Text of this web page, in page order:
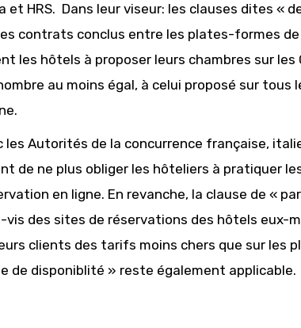
et HRS. Dans leur viseur: les clauses dites «
contrats conclus entre les plates-formes
les hôtels à proposer leurs chambres sur les
au moins égal, à celui proposé sur tous
les Autorités de la concurrence française,
de ne plus obliger les hôteliers à pratiquer
en ligne. En revanche, la clause de «
vis des sites de réservations des hôtels eux-
clients des tarifs moins chers que sur les
de disponiblité » reste également applicable.